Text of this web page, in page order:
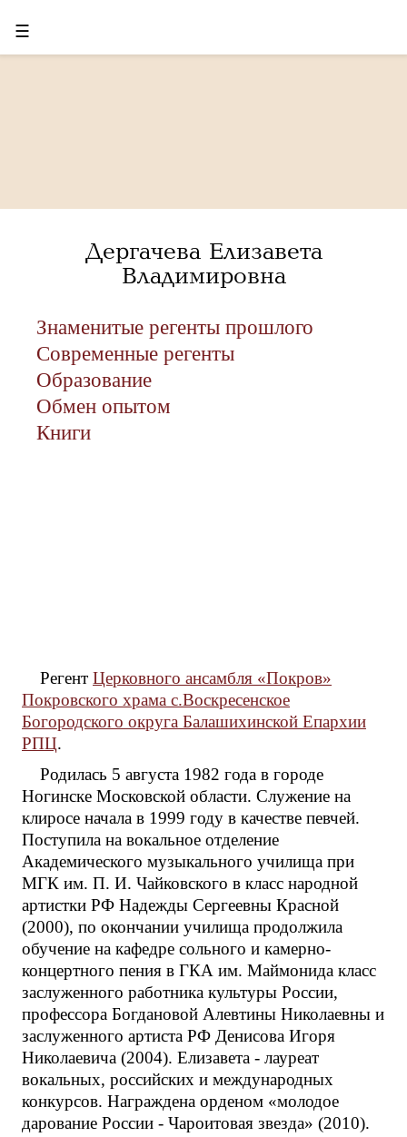
☰
Дергачева Елизавета
Владимировна
Знаменитые регенты прошлого
Современные регенты
Образование
Обмен опытом
Книги
Регент Церковного ансамбля «Покров»
Покровского храма с.Воскресенское
Богородского округа Балашихинской Епархии
РПЦ.
Родилась 5 августа 1982 года в городе
Ногинске Московской области. Служение на
клиросе начала в 1999 году в качестве певчей.
Поступила на вокальное отделение
Академического музыкального училища при
МГК им. П. И. Чайковского в класс народной
артистки РФ Надежды Сергеевны Красной
(2000), по окончании училища продолжила
обучение на кафедре сольного и камерно-
концертного пения в ГКА им. Маймонида класс
заслуженного работника культуры России,
профессора Богдановой Алевтины Николаевны и
заслуженного артиста РФ Денисова Игоря
Николаевича (2004). Елизавета - лауреат
вокальных, российских и международных
конкурсов. Награждена орденом «молодое
дарование России - Чароитовая звезда» (2010).